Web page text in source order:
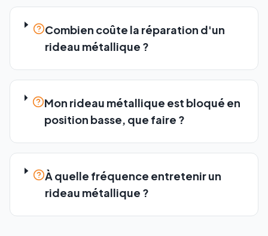
Combien coûte la réparation d'un
rideau métallique ?
Mon rideau métallique est bloqué en
position basse, que faire ?
À quelle fréquence entretenir un
rideau métallique ?